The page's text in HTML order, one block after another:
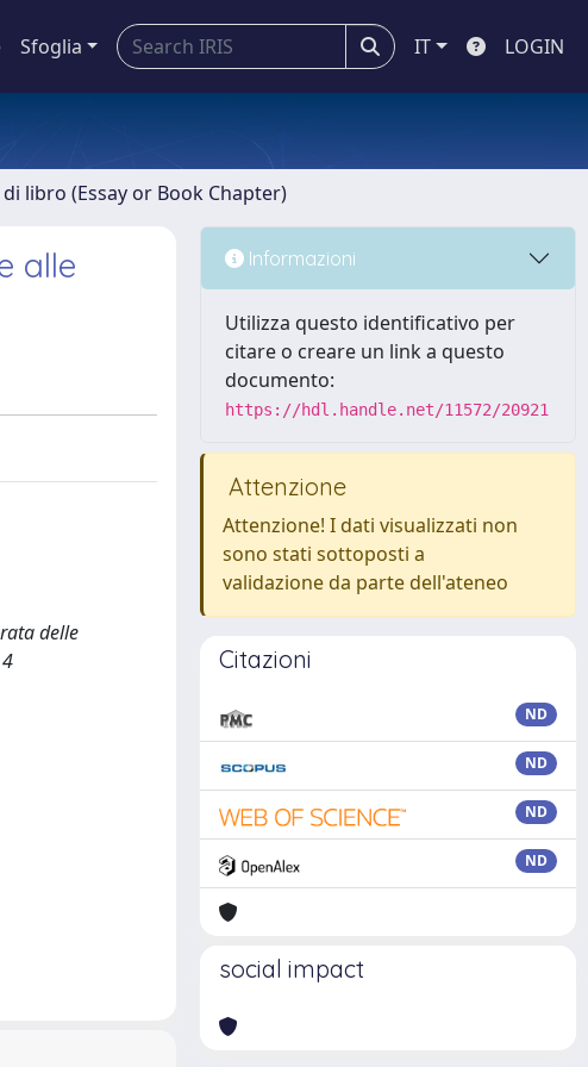
Sfoglia IT LOGIN
libro (Essay or Book Chapter)
alle
delle
Informazioni
Utilizza questo identificativo per
citare o creare un link a questo
documento:
https://hdl.handle.net/11572/20921
Attenzione
Attenzione! I dati visualizzati non
sono stati sottoposti a
validazione da parte dell'ateneo
Citazioni
ND
ND
ND
ND
social impact